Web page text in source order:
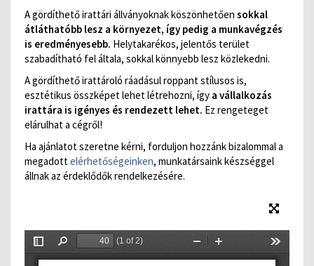
A gördíthető irattári állványoknak köszönhetően sokkal
átláthatóbb lesz a környezet, így pedig a munkavégzés
is eredményesebb. Helytakarékos, jelentős terület
szabadítható fel általa, sokkal könnyebb lesz közlekedni.
A gördíthető irattároló ráadásul roppant stílusos is,
esztétikus összképet lehet létrehozni, így a vállalkozás
irattára is igényes és rendezett lehet. Ez rengeteget
elárulhat a cégről!
Ha ajánlatot szeretne kérni, forduljon hozzánk bizalommal a
megadottelérhetőségeinken, munkatársaink készséggel
állnak az érdeklődők rendelkezésére.